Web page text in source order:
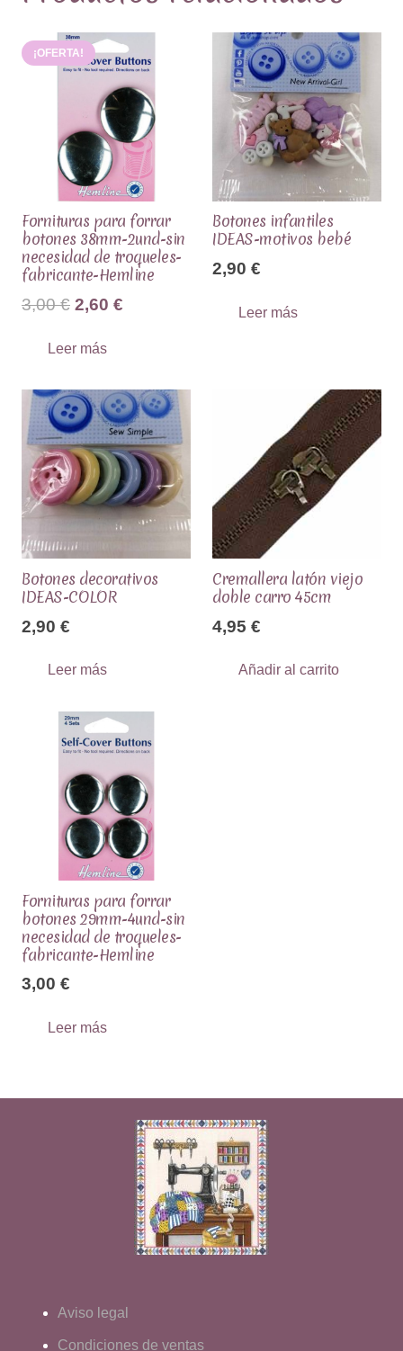
¡OFERTA!
Fornituras para forrar
botones 38mm-2und-sin
necesidad de troqueles-
fabricante-Hemline
3,00€ El
original
3,00 €.
2,60 €
2,60 €.
Leer más
Botones infantiles
IDEAS-motivos bebé
2,90 €
Leer más
Botones decorativos
IDEAS-COLOR
2,90 €
Leer más
Cremallera latón viejo
doble carro 45cm
4,95 €
Añadir al carrito
Fornituras para forrar
botones 29mm-4und-sin
necesidad de troqueles-
fabricante-Hemline
3,00 €
Leer más
Aviso legal
Condiciones de ventas